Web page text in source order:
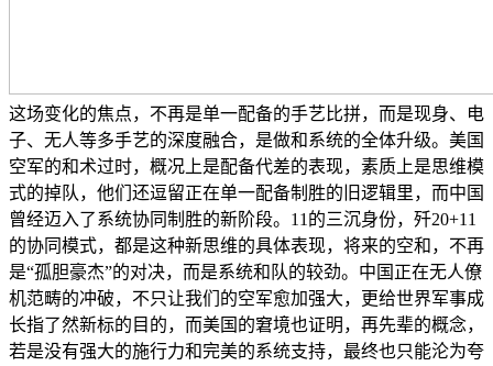
这场变化的焦点，不再是单一配备的手艺比拼，而是现身、电
子、无人等多手艺的深度融合，是做和系统的全体升级。美国
空军的和术过时，概况上是配备代差的表现，素质上是思维模
式的掉队，他们还逗留正在单一配备制胜的旧逻辑里，而中国
曾经迈入了系统协同制胜的新阶段。11的三沉身份，歼20+11
的协同模式，都是这种新思维的具体表现，将来的空和，不再
是“孤胆豪杰”的对决，而是系统和队的较劲。中国正在无人僚
机范畴的冲破，不只让我们的空军愈加强大，更给世界军事成
长指了然新标的目的，而美国的窘境也证明，再先辈的概念，
若是没有强大的施行力和完美的系统支持，最终也只能沦为夸